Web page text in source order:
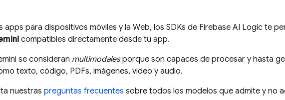
apps para dispositivos móviles y la Web, los SDKs de Firebase AI Logic te
compatibles directamente desde tu app.
se consideran multimodalesporque son capaces de procesar y hasta
texto, código, PDFs, imágenes, video y audio.
nuestras preguntas frecuentes sobre todos los modelos que admite y no